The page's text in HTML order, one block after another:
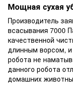
Мощная сухая
Производитель
всасывания 7000
качественной
длинным ворсом,
робота не
данного робота
домашних